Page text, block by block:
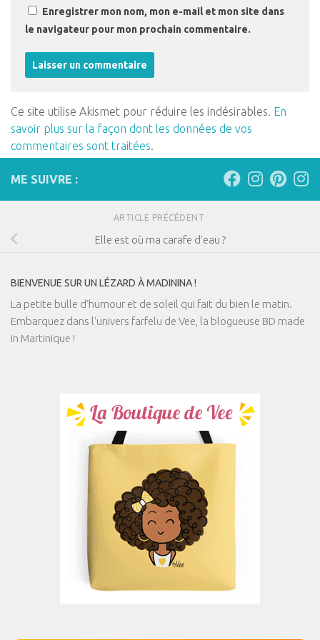
Enregistrer mon nom, mon e-mail et mon site dans
le navigateur pour mon prochain commentaire.
Ce site utilise Akismet pour réduire les indésirables. En
savoir plus sur la façon dont les données de vos
commentaires sont traitées.
ME SUIVRE :
ARTICLE PRÉCÉDENT
Elle est où ma carafe d’eau ?
BIENVENUE SUR UN LÉZARD À MADININA !
La petite bulle d’humour et de soleil qui fait du bien le matin.
Embarquez dans l'univers farfelu de Vee, la blogueuse BD made
in Martinique !